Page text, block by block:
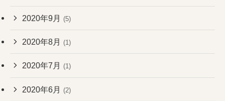
2020年9月 (5)
2020年8月 (1)
2020年7月 (1)
2020年6月 (2)